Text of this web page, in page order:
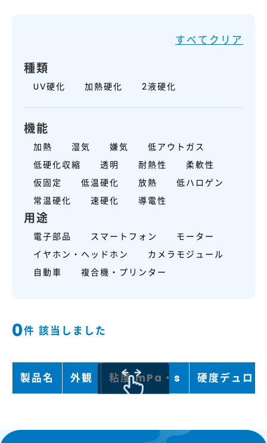
すべてクリア
種類
UV硬化 加熱硬化 2液硬化
機能
加熱 湿気 嫌気
低アウトガス
低硬化収縮
透明 耐熱性
柔軟性
仮固定
低温硬化 放熱
低ハロゲン
常温硬化
速硬化 導電性
用途
電子部品 スマートフォン
モーター
イヤホン・ヘッドホン
カメラモジュール
自動車
複合機・プリンター
0件 該当しました
製品名 外観 粘度 mPa・s 硬度デュロ